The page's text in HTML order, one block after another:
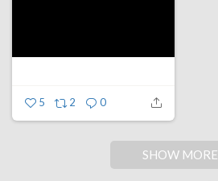
5 2 0
SHOW MORE